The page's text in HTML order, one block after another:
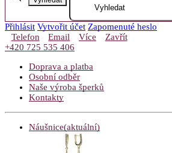
Přihlásit Vytvořit účet Zapomenuté heslo
Telefon
Email Více
Zavřít
+420 725 535 406
Doprava a platba
Osobní odběr
Naše výroba šperků
Kontakty
Náušnice(aktuální)